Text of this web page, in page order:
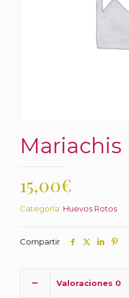
Mariachis
15,00€
Categoría: Huevos Rotos
Compartir
Valoraciones 0